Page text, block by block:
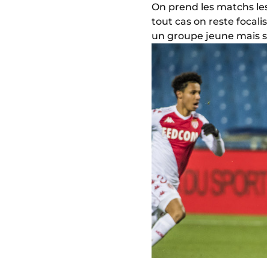
On prend les matchs
tout cas on reste
un groupe jeune mais